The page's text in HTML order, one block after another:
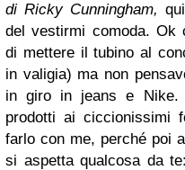
di Ricky Cunningham,
del vestirmi comoda. Ok
di mettere il tubino al
in valigia) ma non
in giro in jeans e Nike.
prodotti ai ciccionissimi
farlo con me, perché poi
si aspetta qualcosa da